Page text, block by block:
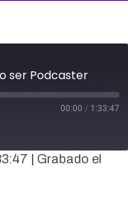
ser Podcaster
00:00 / 1:33:47
Grabado el